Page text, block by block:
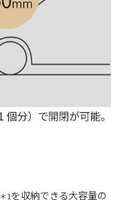
＊1を収納できる大容量の